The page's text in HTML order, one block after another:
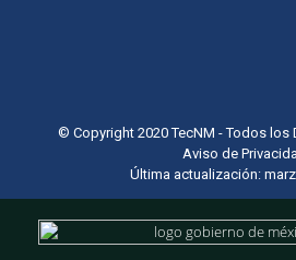
© Copyright 2020 TecNM - Todos los
Aviso de
Última actualización: